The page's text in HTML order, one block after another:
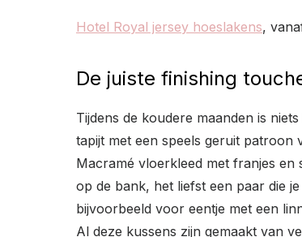
Hotel Royal jersey hoeslakens,
De juiste finishing
Tijdens de koudere maanden is
tapijt met een speels geruit
Macramé vloerkleed met franjes en
op de bank, het liefst een paar die
bijvoorbeeld voor eentje met een
Al deze kussens zijn gemaakt van